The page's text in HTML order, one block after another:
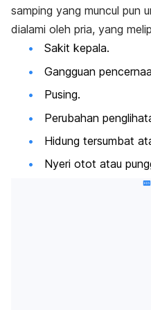
samping yang muncul pun
dialami oleh pria, yang
Sakit kepala.
Gangguan
Pusing.
Perubahan
Hidung tersumbat
Nyeri otot atau